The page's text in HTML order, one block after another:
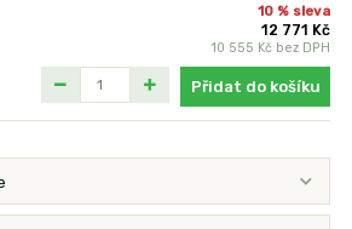
10 % sleva
12 771 Kč
10 555 Kč bez DPH
Přidat do košíku